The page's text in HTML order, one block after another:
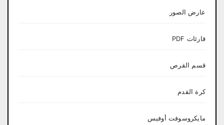
عارض الصور
قارئات PDF
قسم القرص
كرة القدم
مايكروسوفت أوفيس